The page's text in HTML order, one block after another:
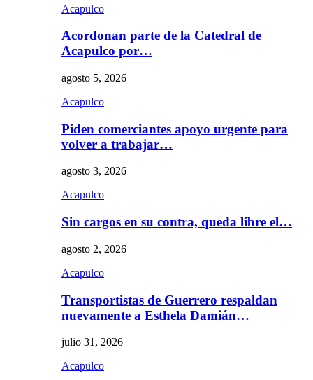
Acapulco
Acordonan parte de la Catedral de
Acapulco por…
agosto 5, 2026
Acapulco
Piden comerciantes apoyo urgente para
volver a trabajar…
agosto 3, 2026
Acapulco
Sin cargos en su contra, queda libre el…
agosto 2, 2026
Acapulco
Transportistas de Guerrero respaldan
nuevamente a Esthela Damián…
julio 31, 2026
Acapulco